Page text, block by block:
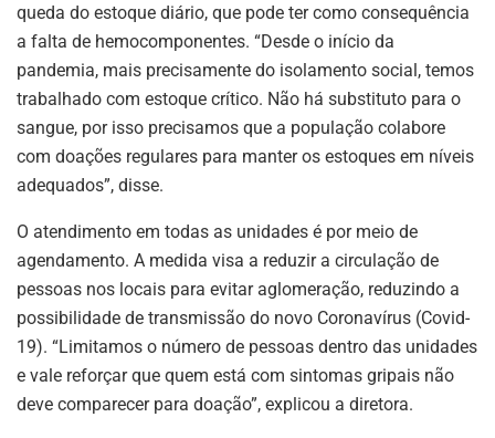
queda do estoque diário, que pode ter como consequência
a falta de hemocomponentes. “Desde o início da
pandemia, mais precisamente do isolamento social, temos
trabalhado com estoque crítico. Não há substituto para o
sangue, por isso precisamos que a população colabore
com doações regulares para manter os estoques em níveis
adequados”, disse.
O atendimento em todas as unidades é por meio de
agendamento. A medida visa a reduzir a circulação de
pessoas nos locais para evitar aglomeração, reduzindo a
possibilidade de transmissão do novo Coronavírus (Covid-
19). “Limitamos o número de pessoas dentro das unidades
e vale reforçar que quem está com sintomas gripais não
deve comparecer para doação”, explicou a diretora.